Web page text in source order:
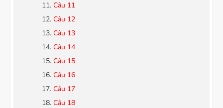
Câu 11
Câu 12
Câu 13
Câu 14
Câu 15
Câu 16
Câu 17
Câu 18